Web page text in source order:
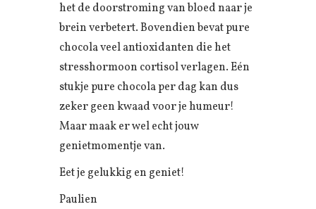
het de doorstroming van bloed naar je
brein verbetert. Bovendien bevat pure
chocola veel antioxidanten die het
stresshormoon cortisol verlagen. Eén
stukje pure chocola per dag kan dus
zeker geen kwaad voor je humeur!
Maar maak er wel echt jouw
genietmomentje van.
Eet je gelukkig en geniet!
Paulien